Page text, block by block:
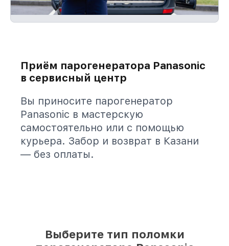
Приём парогенератора Panasonic
в сервисный центр
Вы приносите парогенератор
Panasonic в мастерскую
самостоятельно или с помощью
курьера. Забор и возврат в Казани
— без оплаты.
Выберите тип поломки